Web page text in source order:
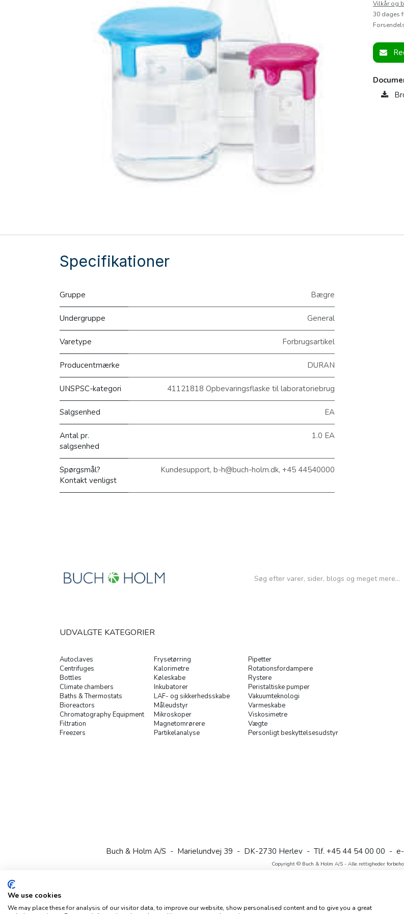
Vilkår og
30 dages
Specifikationer
Gruppe Bægre
Undergruppe General
Varetype Forbrugsartikel
Producentmærke DURAN
UNSPSC-kategori 41121818 Opbevaringsflaske til laboratoriebrug
Salgsenhed EA
Antal pr.
salgsenhed
1.0 EA
Spørgsmål?
Kontakt venligst
Kundesupport, b-h@buch-holm.dk, +45 44540000
Autoclaves
Centrifuges
Bottles
Climate chambers
Baths & Thermostats
Bioreactors
Chromatography Equipment
Filtration
Freezers
Frysetørring
Kalorimetre
Køleskabe
Inkubatorer
LAF- og sikkerhedsskabe
Måleudstyr
Mikroskoper
Magnetomrørere
Partikelanalyse
Pipetter
Rotationsfordampere
Rystere
Peristaltiske pumper
Vakuumteknologi
Varmeskabe
Viskosimetre
Vægte
Personligt beskyttelsesudstyr
UDVALGTE KATEGORIER
Buch & Holm A/S - Marielundvej 39 - DK-2730 Herlev - Tlf. +45 44 54 00 00 - e-
Copyright © Buch & Holm A/S - Alle rettigheder
We use cookies
We may place these for analysis of our visitor data, to improve our website, show personalised content and to give you a great